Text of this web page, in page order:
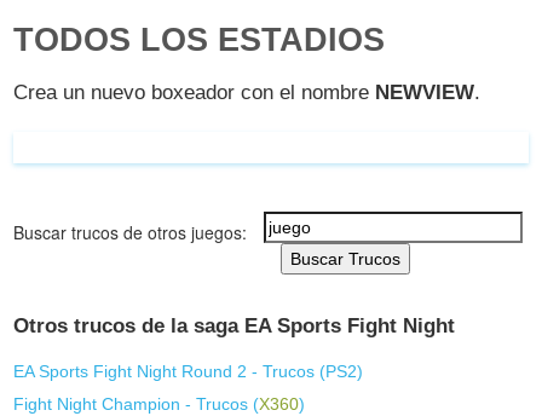
TODOS LOS ESTADIOS
Crea un nuevo boxeador con el nombre NEWVIEW.
Buscar trucos de otros juegos:
Buscar Trucos
Otros trucos de la saga EA Sports Fight Night
EA Sports Fight Night Round 2 - Trucos (PS2)
Fight Night Champion - Trucos (X360)